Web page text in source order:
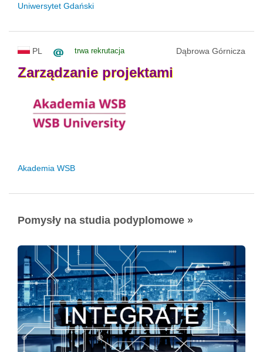
Uniwersytet Gdański
PL trwa rekrutacja Dąbrowa Górnicza
Zarządzanie projektami
Akademia WSB
Pomysły na studia podyplomowe »